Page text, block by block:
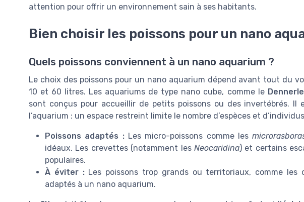
attention pour offrir un environnement sain à ses habitants.
Bien choisir les poissons pour un nano
Quels poissons conviennent à un nano aquarium ?
Le choix des poissons pour un nano aquarium dépend avant tout du
10 et 60 litres. Les aquariums de type nano cube, comme le
sont conçus pour accueillir de petits poissons ou des invertébrés. Il
l’aquarium : un espace restreint limite le nombre d’espèces et
Poissons adaptés :Les micro-poissons comme les
idéaux. Les crevettes (notamment les Neocaridina) et certains
populaires.
À éviter :Les poissons trop grands ou territoriaux, comme les
adaptés à un nano aquarium.